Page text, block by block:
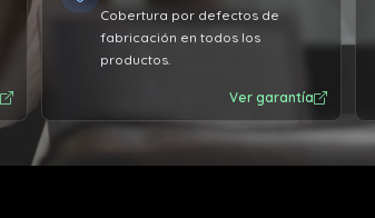
Cobertura por defectos de
fabricación en todos los
productos.
Ver garantía